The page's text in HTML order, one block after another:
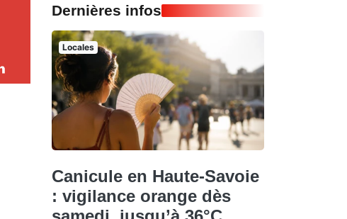
Dernières infos
Locales
Canicule en Haute-Savoie
: vigilance orange dès